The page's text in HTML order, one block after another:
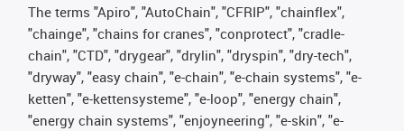
The terms "Apiro", "AutoChain", "CFRIP", "chainflex",
"chainge", "chains for cranes", "conprotect", "cradle-
chain", "CTD", "drygear", "drylin", "dryspin", "dry-tech",
"dryway", "easy chain", "e-chain", "e-chain systems", "e-
ketten", "e-kettensysteme", "e-loop", "energy chain",
"energy chain systems", "enjoyneering", "e-skin", "e-